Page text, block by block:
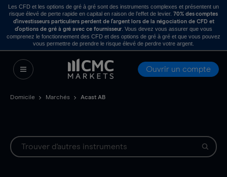
Les CFD et les options de gré à gré sont des instruments complexes et présentent un
risque élevé de perte rapide en capital en raison de l’effet de levier. 70% des comptes
d’investisseurs particuliers perdent de l’argent lors de la négociation de CFD et
d’options de gré à gré avec ce fournisseur . Vous devez vous assurer que vous
comprenez le fonctionnement des CFD et des options de gré à gré et que vous pouvez
vous permettre de prendre le risque élevé de perdre votre argent.
Ouvrir un compte
Domicile Marchés Acast AB